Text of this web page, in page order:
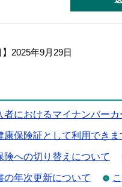
2025年9月29日
者におけるマイナンバー
康保険証として利用できま
への切り替えについて
の年次更新について